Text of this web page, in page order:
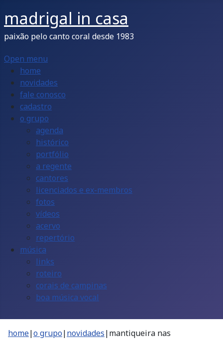
madrigal in casa
paixão pelo canto coral desde 1983
Open menu
home
novidades
fale conosco
cadastro
o grupo
agenda
histórico
portfólio
a regente
cantores
licenciados e ex-membros
fotos
vídeos
acervo
repertório
música
links
roteiro
corais de campinas
boa música vocal
home|o grupo|novidades|mantiqueira nas